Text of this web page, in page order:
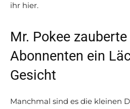
ihr hier.
Mr. Pokee
Abonnenten ein
Gesicht
Manchmal sind es die kleinen